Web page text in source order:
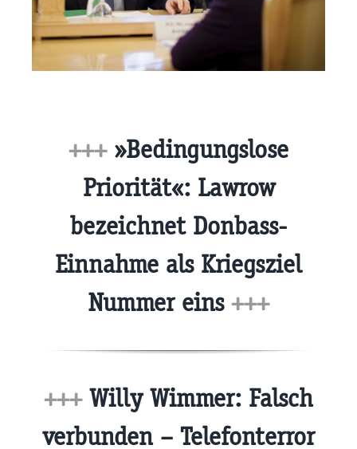
+++»Bedingungslose
Priorität«: Lawrow
bezeichnet Donbass-
Einnahme als Kriegsziel
Nummer eins +++
+++Willy Wimmer: Falsch
verbunden – Telefonterror